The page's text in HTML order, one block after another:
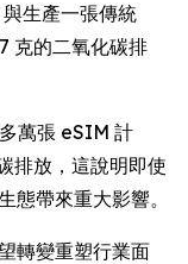
生產一張傳統
克的二氧化碳排
萬張 eSIM 計
排放，這說明即使
態帶來重大影響。
轉變重塑行業面